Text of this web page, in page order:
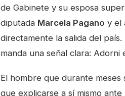
de Gabinete y su esposa
diputada Marcela Pagano y el
directamente la salida del
manda una señal clara:
El hombre que durante meses
que explicarse a sí mismo